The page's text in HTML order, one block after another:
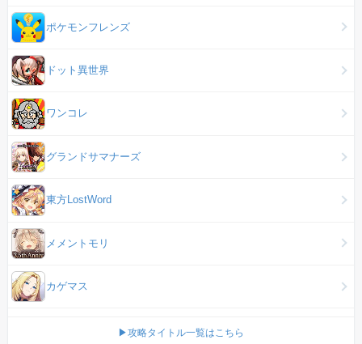
ポケモンフレンズ
ドット異世界
ワンコレ
グランドサマナーズ
東方LostWord
メメントモリ
カゲマス
▶攻略タイトル一覧はこちら